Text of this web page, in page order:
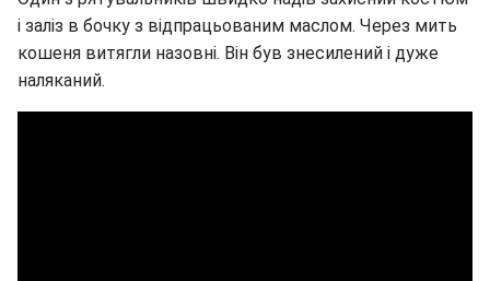
і заліз в бочку з відпрацьованим маслом. Через мить
кошеня витягли назовні. Він був знесилений і дуже
наляканий.